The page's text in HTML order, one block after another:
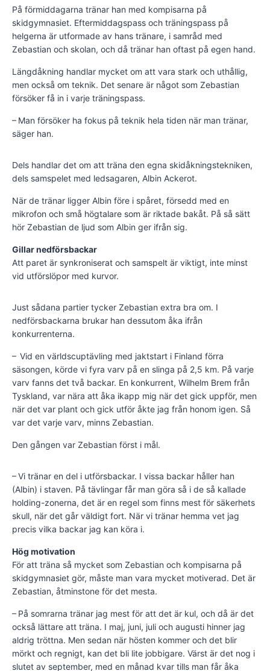
På förmiddagarna tränar han med kompisarna på
skidgymnasiet. Eftermid­dagspass och träningspass på
helgerna är utformade av hans tränare, i samråd med
Zebastian och skolan, och då tränar han oftast på egen hand.
Längdåkning handlar mycket om att vara stark och uthållig,
men också om teknik. Det senare är något som Zebastian
försöker få in i varje träningspass.
– Man försöker ha fokus på teknik hela tiden när man tränar,
säger han.
Dels handlar det om att träna den egna skidåkningstekniken,
dels samspelet med ledsagaren, Albin Ackerot.
När de tränar ligger Albin före i spåret, försedd med en
mikrofon och små högtalare som är riktade bakåt. På så sätt
hör Zebastian de ljud som Albin ger ifrån sig.
Gillar nedförsbackar
Att paret är synkroniserat och samspelt är viktigt, inte minst
vid utförslöpor med kurvor.
Just sådana partier tycker Zebastian extra bra om. I
nedförsbackarna brukar han dessutom åka ifrån
konkurrenterna.
– Vid en världscuptävling med jaktstart i Finland förra
säsongen, körde vi fyra varv på en slinga på 2,5 km. På varje
varv fanns det två backar. En konkurrent, Wilhelm Brem från
Tyskland, var nära att åka ikapp mig när det gick uppför, men
när det var plant och gick utför åkte jag från honom igen. Så
var det varje varv, minns Zebastian.
Den gången var Zebastian först i mål.
– Vi tränar en del i utförsbackar. I vissa backar håller han
(Albin) i staven. På tävlingar får man göra så i de så kallade
holding-zonerna, det är en regel som finns mest för säkerhets
skull, när det går väldigt fort. När vi tränar hemma vet jag
precis vilka backar jag kan köra i.
Hög motivation
För att träna så mycket som Zebastian och kompisarna på
skidgymnasiet gör, måste man vara mycket motiverad. Det är
Zebastian, åtminstone för det mesta.
– På somrarna tränar jag mest för att det är kul, och då är det
också lättare att träna. I maj, juni, juli och augusti hinner jag
aldrig tröttna. Men sedan när hösten kommer och det blir
mörkt och regnigt, kan det bli lite jobbigare. Värst är det nog i
slutet av september, med en månad kvar tills man får åka